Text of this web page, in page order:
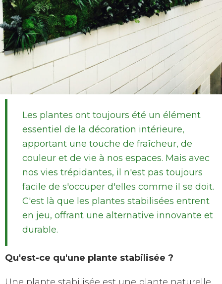
Les plantes ont toujours été un élément
essentiel de la décoration intérieure,
apportant une touche de fraîcheur, de
couleur et de vie à nos espaces. Mais avec
nos vies trépidantes, il n'est pas toujours
facile de s'occuper d'elles comme il se doit.
C'est là que les plantes stabilisées entrent
en jeu, offrant une alternative innovante et
durable.
Qu'est-ce qu'une plante stabilisée ?